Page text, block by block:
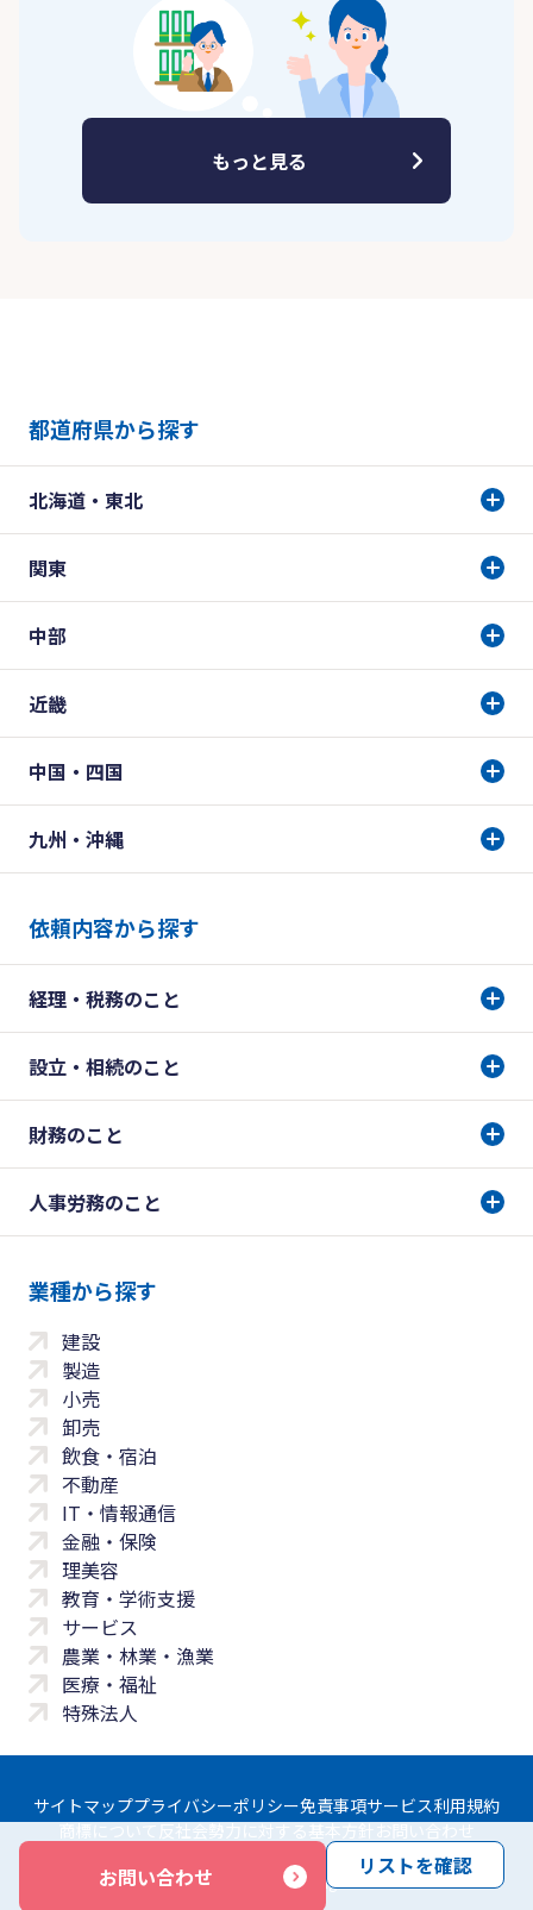
お問い合わせ リストを確認
もっと見る
都道府県から探す
北海道・東北
関東
中部
近畿
中国・四国
九州・沖縄
依頼内容から探す
経理・税務のこと
設立・相続のこと
財務のこと
人事労務のこと
業種から探す
建設
製造
小売
卸売
飲食・宿泊
不動産
IT・情報通信
金融・保険
理美容
教育・学術支援
サービス
農業・林業・漁業
医療・福祉
特殊法人
サイトマッププライバシーポリシー免責事項サービス利用規約
商標について反社会勢力に対する基本方針お問い合わせ
Copyright © Yayoi Co., Ltd. All rights reserved.